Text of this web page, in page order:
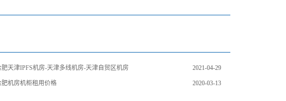
肥天津IPFS机房-天津多线机房-天津自贸区机房 2021-04-29
肥机房机柜租用价格 2020-03-13